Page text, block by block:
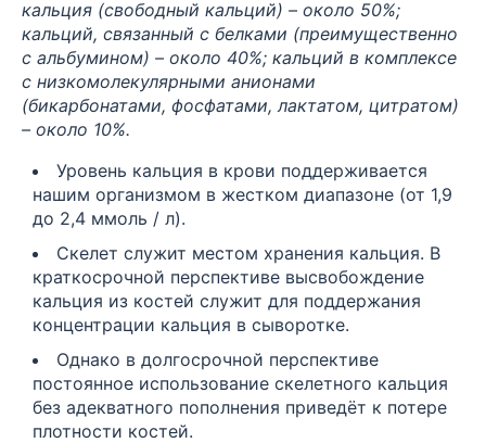
кальция (свободный кальций) – около 50%;
кальций, связанный с белками (преимущественно
с альбумином) – около 40%; кальций в комплексе
с низкомолекулярными анионами
(бикарбонатами, фосфатами, лактатом, цитратом)
– около 10%.
Уровень кальция в крови поддерживается
нашим организмом в жестком диапазоне (от 1,9
до 2,4 ммоль / л).
Скелет служит местом хранения кальция. В
краткосрочной перспективе высвобождение
кальция из костей служит для поддержания
концентрации кальция в сыворотке.
Однако в долгосрочной перспективе
постоянное использование скелетного кальция
без адекватного пополнения приведёт к потере
плотности костей.